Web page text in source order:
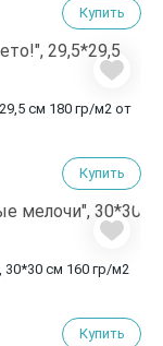
Купить
см 180 гр/м2 от
Купить
30*30 см 160 гр/м2
Купить